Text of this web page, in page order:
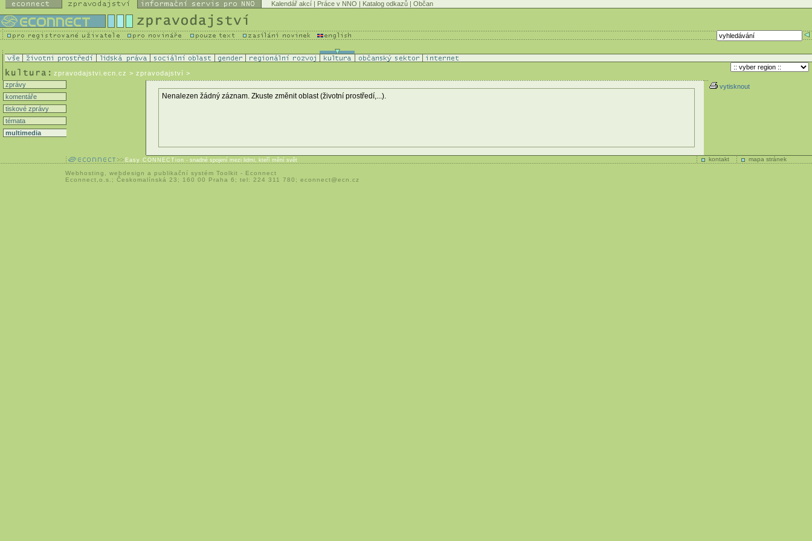
Kalendář akcí | Práce v NNO | Katalog odkazů | Občan
zpravodajstvi.ecn.cz > zpravodajství >
zprávy
komentáře
tiskové zprávy
témata
multimedia
Nenalezen žádný záznam. Zkuste změnit oblast (životní prostředí,...).
vytisknout
kontakt mapa stránek
Easy CONNECTion - snadné spojení mezi lidmi, kteří mění svět
Webhosting webdesign a publikační systém Toolkit - Econnect
Econnect,o.s.; Českomalínská 23; 160 00 Praha 6; tel: 224 311 780; econnect@ecn.cz